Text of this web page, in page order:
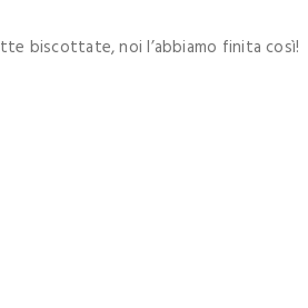
biscottate, noi l’abbiamo finita così!